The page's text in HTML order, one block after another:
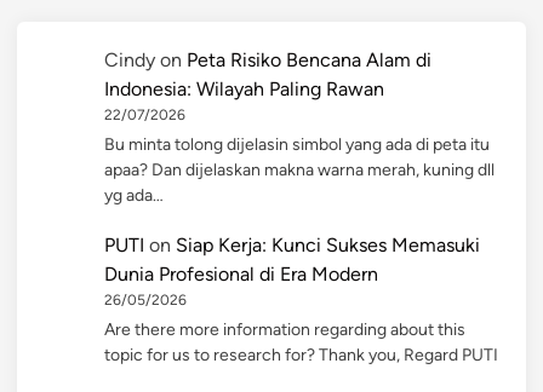
Cindy on Peta Risiko Bencana Alam di
Indonesia: Wilayah Paling Rawan
22/07/2026
Bu minta tolong dijelasin simbol yang ada di peta itu
apaa? Dan dijelaskan makna warna merah, kuning dll
yg ada…
PUTI on Siap Kerja: Kunci Sukses Memasuki
Dunia Profesional di Era Modern
26/05/2026
Are there more information regarding about this
topic for us to research for? Thank you, Regard PUTI